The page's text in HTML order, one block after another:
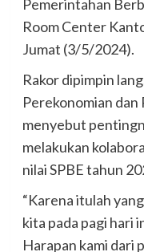
Pemerintahan
Room Center
Jumat (3/5/2024).
Rakor dipimpin
Perekonomian dan
menyebut
melakukan
nilai SPBE tahun
“Karena itulah
kita pada pagi hari
Harapan kami dari